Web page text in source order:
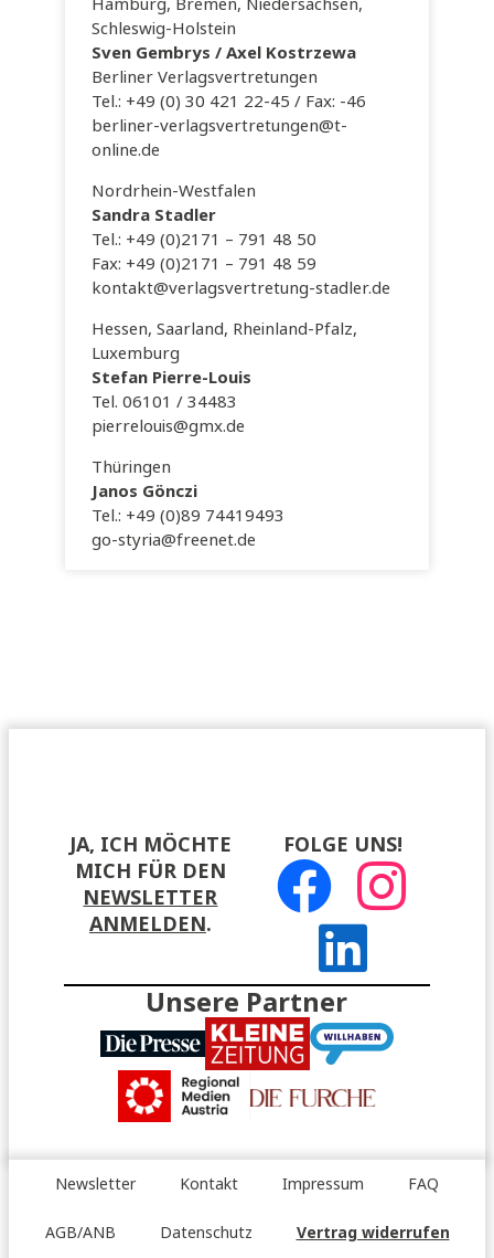
Schleswig-Holstein
Sven Gembrys / Axel Kostrzewa
Berliner Verlagsvertretungen
Tel.: +49 (0) 30 421 22-45 / Fax: -46
berliner-verlagsvertretungen@t-
online.de
Nordrhein-Westfalen
Sandra Stadler
Tel.: +49 (0)2171 – 791 48 50
Fax: +49 (0)2171 – 791 48 59
kontakt@verlagsvertretung-stadler.de
Hessen, Saarland, Rheinland-Pfalz,
Luxemburg
Stefan Pierre-Louis
Tel. 06101 / 34483
pierrelouis@gmx.de
Thüringen
Janos Gönczi
Tel.: +49 (0)89 74419493
go-styria@freenet.de
JA, ICH MÖCHTE
MICH FÜR DEN
NEWSLETTER
ANMELDEN.
FOLGE UNS!
Unsere Partner
Newsletter Kontakt Impressum FAQ
AGB/ANB Datenschutz Vertrag widerrufen